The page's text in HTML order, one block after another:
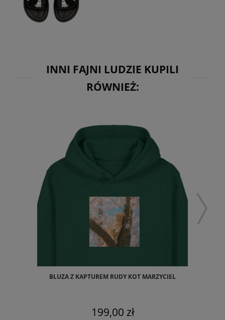
INNI FAJNI LUDZIE KUPILI
RÓWNIEŻ:
BLUZA Z KAPTUREM RUDY KOT MARZYCIEL
199,00 zł